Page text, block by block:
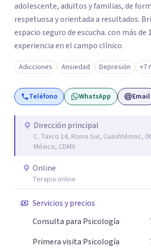
adolescente, adultos y familias, de
respetuosa y orientada a resultados.
espacio seguro de escucha. con más de
experiencia en el campo clínico
Adicciones Ansiedad Depresión +7
Teléfono WhatsApp Email
Dirección principal
C. Taxco 14, Roma Sur, Cuauhtémoc,
México, CDMX
Online
Terapia online
Servicios y precios
Consulta para Psicología
Primera visita Psicología